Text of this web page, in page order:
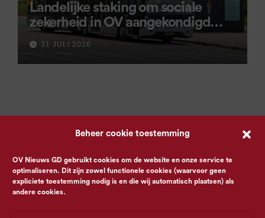
Beheer cookie toestemming
OV Nieuws GD gebruikt cookies om de website en onze service te
optimaliseren. Dit zijn zowel functionele cookies (waarvoor geen
expliciete toestemming nodig is en die wij automatisch plaatsen) als
andere cookies.
Landelijke staking om sociale
zekerheid in OV aangekondigd
voor 9 september
31 JULI 2026